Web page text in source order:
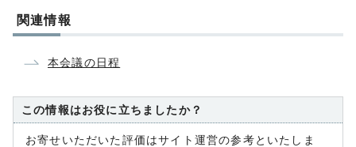
関連情報
本会議の日程
この情報はお役に立ちましたか？
お寄せいただいた評価はサイト運営の参考といたしま